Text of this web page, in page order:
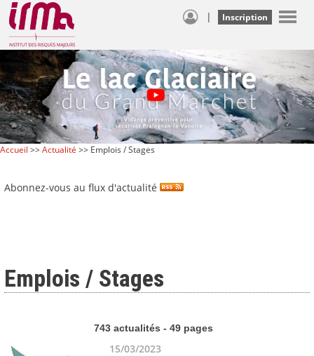
| Inscription
Accueil >>Actualité >> Emplois / Stages
Abonnez-vous au flux d'actualité
Emplois / Stages
743 actualités - 49 pages
15/03/2023